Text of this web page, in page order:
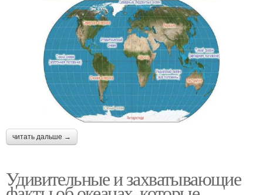
читать дальше →
Удивительные и захватывающие